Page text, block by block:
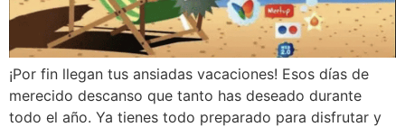
¡Por fin llegan tus ansiadas vacaciones! Esos días de
merecido descanso que tanto has deseado durante
todo el año. Ya tienes todo preparado para disfrutar y